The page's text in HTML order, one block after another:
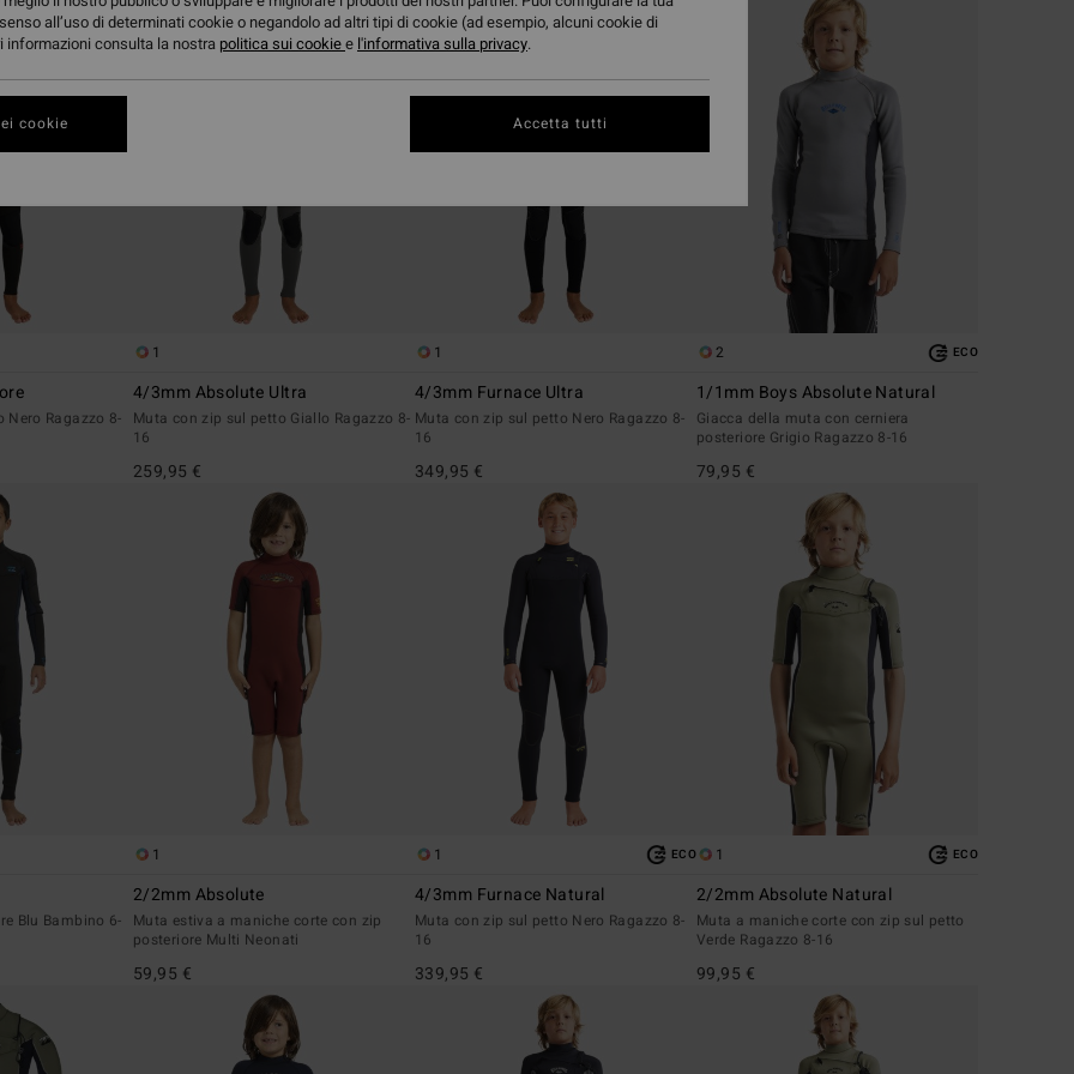
Ragazzo 8-
1
4/3mm Absolute Ultra
Muta con zip sul petto Giallo Ragazzo 8-
16
259,95 €
1
4/3mm Furnace Ultra
Muta con zip sul petto Nero Ragazzo 8-
16
349,95 €
2 ECO
1/1mm Boys Absolute Natural
Giacca della muta con cerniera
posteriore Grigio Ragazzo 8-16
79,95 €
Blu Bambino 6-
1
2/2mm Absolute
Muta estiva a maniche corte con zip
posteriore Multi Neonati
59,95 €
1 ECO
4/3mm Furnace Natural
Muta con zip sul petto Nero Ragazzo 8-
16
339,95 €
1 ECO
2/2mm Absolute Natural
Muta a maniche corte con zip sul petto
Verde Ragazzo 8-16
99,95 €
all’uso di determinati cookie o negandolo ad altri tipi di cookie (ad esempio, alcuni cookie di
informazioni consulta la nostra politica sui cookiee l'informativa sulla privacy.
cookie Accetta tutti